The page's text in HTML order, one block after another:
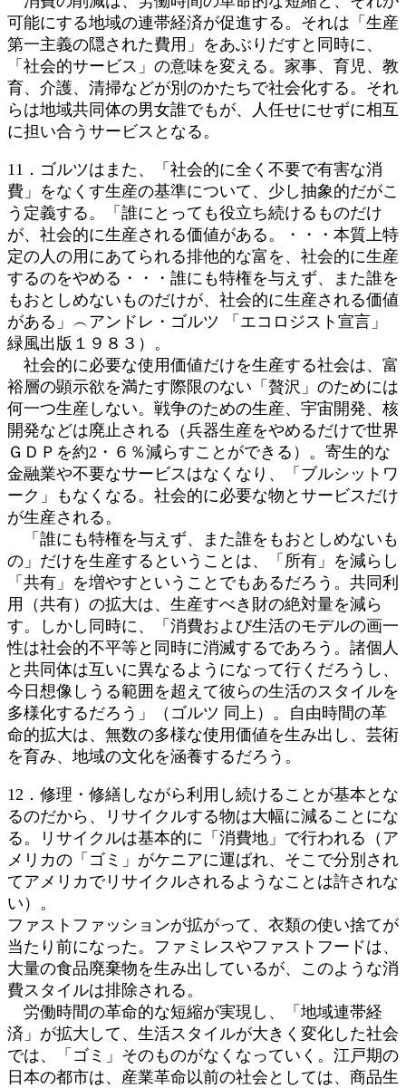
可能にする地域の連帯経済が促進する。それは「生産
第一主義の隠された費用」をあぶりだすと同時に、
「社会的サービス」の意味を変える。家事、育児、教
育、介護、清掃などが別のかたちで社会化する。それ
らは地域共同体の男女誰でもが、人任せにせずに相互
に担い合うサービスとなる。
11．ゴルツはまた、「社会的に全く不要で有害な消
費」をなくす生産の基準について、少し抽象的だがこ
う定義する。「誰にとっても役立ち続けるものだけ
が、社会的に生産される価値がある。・・・本質上特
定の人の用にあてられる排他的な富を、社会的に生産
するのをやめる・・・誰にも特権を与えず、また誰を
もおとしめないものだけが、社会的に生産される価値
がある」︵アンドレ・ゴルツ 「エコロジスト宣言」
緑風出版１９８３）。
社会的に必要な使用価値だけを生産する社会は、富
裕層の顕示欲を満たす際限のない「贅沢」のためには
何一つ生産しない。戦争のための生産、宇宙開発、核
開発などは廃止される（兵器生産をやめるだけで世界
ＧＤＰを約2・６％減らすことができる）。寄生的な
金融業や不要なサービスはなくなり、「ブルシットワ
ーク」もなくなる。社会的に必要な物とサービスだけ
が生産される。
「誰にも特権を与えず、また誰をもおとしめないも
の」だけを生産するということは、「所有」を減らし
「共有」を増やすということでもあるだろう。共同利
用（共有）の拡大は、生産すべき財の絶対量を減ら
す。しかし同時に、「消費および生活のモデルの画一
性は社会的不平等と同時に消滅するであろう。諸個人
と共同体は互いに異なるようになって行くだろうし、
今日想像しうる範囲を超えて彼らの生活のスタイルを
多様化するだろう」（ゴルツ 同上）。自由時間の革
命的拡大は、無数の多様な使用価値を生み出し、芸術
を育み、地域の文化を涵養するだろう。
12．修理・修繕しながら利用し続けることが基本とな
るのだから、リサイクルする物は大幅に減ることにな
る。リサイクルは基本的に「消費地」で行われる（ア
メリカの「ゴミ」がケニアに運ばれ、そこで分別され
てアメリカでリサイクルされるようなことは許されな
い）。
ファストファッションが拡がって、衣類の使い捨てが
当たり前になった。ファミレスやファストフードは、
大量の食品廃棄物を生み出しているが、このような消
費スタイルは排除される。
労働時間の革命的な短縮が実現し、「地域連帯経
済」が拡大して、生活スタイルが大きく変化した社会
では、「ゴミ」そのものがなくなっていく。江戸期の
日本の都市は、産業革命以前の社会としては、商品生